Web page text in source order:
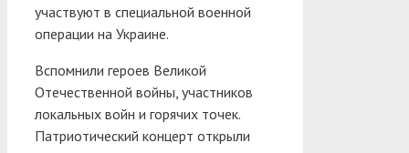
участвуют в специальной военной
операции на Украине.
Вспомнили героев Великой
Отечественной войны, участников
локальных войн и горячих точек.
Патриотический концерт открыли